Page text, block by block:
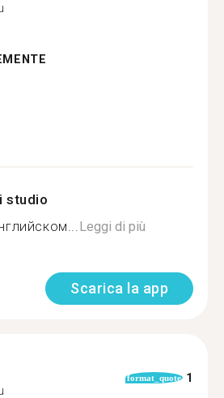
studio
Leggi di più
Scarica la app
format_quote 1